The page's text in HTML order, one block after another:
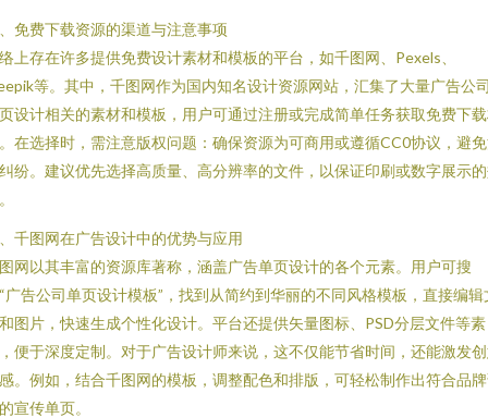
免费下载资源的渠道与注意事项
上存在许多提供免费设计素材和模板的平台，如千图网、Pexels、
等。其中，千图网作为国内知名设计资源网站，汇集了大量广告公
设计相关的素材和模板，用户可通过注册或完成简单任务获取免费下
在选择时，需注意版权问题：确保资源为可商用或遵循CC0协议，避
纷。建议优先选择高质量、高分辨率的文件，以保证印刷或数字展示
千图网在广告设计中的优势与应用
网以其丰富的资源库著称，涵盖广告单页设计的各个元素。用户可搜
广告公司单页设计模板”，找到从简约到华丽的不同风格模板，直接编辑
图片，快速生成个性化设计。平台还提供矢量图标、PSD分层文件等素
便于深度定制。对于广告设计师来说，这不仅能节省时间，还能激发
。例如，结合千图网的模板，调整配色和排版，可轻松制作出符合品
宣传单页。